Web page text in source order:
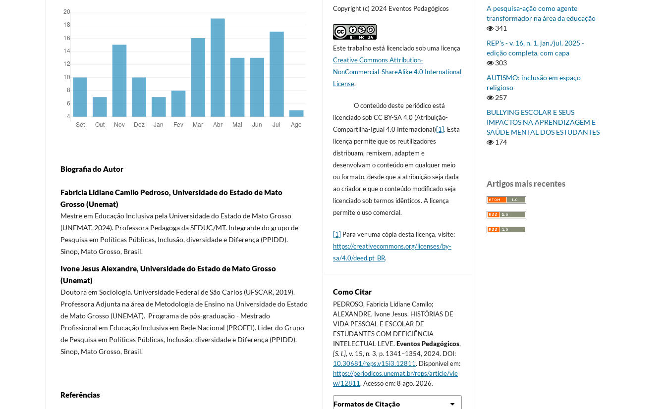
Biografia do Autor
Fabricia Lidiane Camilo Pedroso, Universidade do Estado de Mato
Grosso (Unemat)
Mestre em Educação Inclusiva pela Universidade do Estado de Mato Grosso
(UNEMAT, 2024). Professora Pedagoga da SEDUC/MT. Integrante do grupo de
Pesquisa em Políticas Públicas, Inclusão, diversidade e Diferença (PPIDD).
Sinop, Mato Grosso, Brasil.
Ivone Jesus Alexandre, Universidade do Estado de Mato Grosso
(Unemat)
Doutora em Sociologia. Universidade Federal de São Carlos (UFSCAR, 2019).
Professora Adjunta na área de Metodologia de Ensino na Universidade do Estado
de Mato Grosso (UNEMAT). Programa de pós-graduação - Mestrado
Profissional em Educação Inclusiva em Rede Nacional (PROFEI). Lider do Grupo
de Pesquisa em Políticas Públicas, Inclusão, diversidade e Diferença (PPIDD).
Sinop, Mato Grosso, Brasil.
Referências
Copyright (c) 2024 Eventos Pedagógicos
Este trabalho está licenciado sob uma licença
Creative Commons Attribution-
NonCommercial-ShareAlike 4.0 International
License.
O conteúdo deste periódico está
licenciado sob CC BY-SA 4.0 (Atribuição-
Compartilha-Igual 4.0 Internacional)[1]. Esta
licença permite que os reutilizadores
distribuam, remixem, adaptem e
desenvolvam o conteúdo em qualquer meio
ou formato, desde que a atribuição seja dada
ao criador e que o conteúdo modificado seja
licenciado sob termos idênticos. A licença
permite o uso comercial.
[1] Para ver uma cópia desta licença, visite:
https://creativecommons.org/licenses/by-
sa/4.0/deed.pt_BR.
Como Citar
PEDROSO, Fabricia Lidiane Camilo;
ALEXANDRE, Ivone Jesus. HISTÓRIAS DE
VIDA PESSOAL E ESCOLAR DE
ESTUDANTES COM DEFICIÊNCIA
INTELECTUAL LEVE.Eventos Pedagógicos,
[S. l.], v. 15, n. 3, p. 1341–1354, 2024. DOI:
10.30681/reps.v15i3.12811. Disponível em:
https://periodicos.unemat.br/reps/article/vie
w/12811. Acesso em: 8 ago. 2026.
Formatos de Citação
A pesquisa-ação como agente
transformador na área da educação
341
REP's - v. 16, n. 1, jan./jul. 2025 -
edição completa, com capa
303
AUTISMO: inclusão em espaço
religioso
257
BULLYING ESCOLAR E SEUS
IMPACTOS NA APRENDIZAGEM E
SAÚDE MENTAL DOS ESTUDANTES
174
Artigos mais recentes